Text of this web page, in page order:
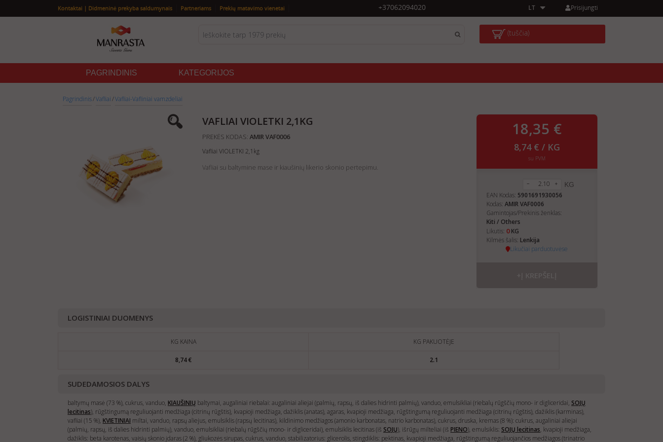
Prisijungti
+37062094020 LT
Kontaktai | Didmeninė prekyba saldumynais Partneriams Prekių matavimo vienetai
(tuščia)
PAGRINDINIS KATEGORIJOS
Pagrindinis/Vafliai/Vafliai-Vafliniai vamzdeliai
VAFLIAI VIOLETKI 2,1KG
PREKĖS KODAS: AMIR VAF0006
Vafliai VIOLETKI 2,1kg
Vafliai su baltymine mase ir kiaušinių likerio skonio pertepimu.
18,35 €
8,74 € / KG
su PVM
KG
EAN Kodas: 5901691930056
Kodas: AMIR VAF0006
Gamintojas/Prekinis ženklas:
Kiti / Others
Likutis: 0KG
Kilmės šalis: Lenkija
Likučiai parduotuvėse
LOGISTINIAI DUOMENYS
KG KAINA KG PAKUOTĖJE
8,74 € 2.1
SUDEDAMOSIOS DALYS
baltymų masė (73 %), cukrus, vanduo, KIAUŠINIŲ baltymai, augaliniai riebalai: augaliniai aliejai (palmių, rapsų, iš dalies hidrinti palmių), vanduo, emulsikliai (riebalų rūgščių mono- ir digliceridai, SOJŲ
lecitinas), rūgštingumą reguliuojanti medžiaga (citrinų rūgštis), kvapioji medžiaga, dažiklis (anatas), agaras, kvapioji medžiaga, rūgštingumą reguliuojanti medžiaga (citrinų rūgštis), dažiklis (karminas),
vafliai (15 %), KVIETINIAI miltai, vanduo, rapsų aliejus, emulsiklis (rapsų lecitinas), kildinimo medžiagos (amonio karbonatas, natrio karbonatas), cukrus, druska, kremas (8 %): cukrus, augaliniai aliejai
(palmių, rapsų, iš dalies hidrinti palmių), vanduo, emulsikliai (riebalų rūgščių mono- ir digliceridai), emulsiklis lecitinas (iš SOJŲ), išrūgų milteliai (iš PIENO), emulsiklis: SOJŲ lecitinas, kvapioji medžiaga,
dažiklis: beta karotenas, vaisių skonio įdaras (2 %), gliukozės sirupas, cukrus, vanduo, stabilizatorius: glicerolis, stingdiklis: pektinas, kvapioji medžiaga, rūgštingumą reguliuojančios medžiagos (trinatrio